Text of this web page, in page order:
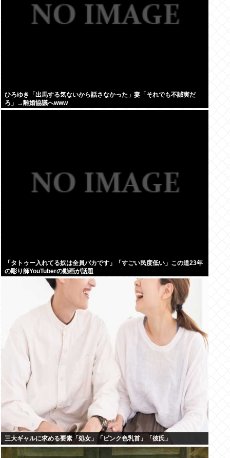
ひろゆき「出馬する気ないから話さなかった」妻「それでも不誠実だ
ろ」→離婚協議へwww
「タトゥー入れてる奴は全員バカです」「すごい民度低い」この道23年
の彫り師YouTuberの動画が話題
三大ギャルに求める要素「処女」「ピンク色乳首」「彼氏」